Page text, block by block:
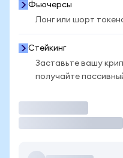
Фьючерсы
Лонг или шорт
Стейкинг
Заставьте вашу
получайте